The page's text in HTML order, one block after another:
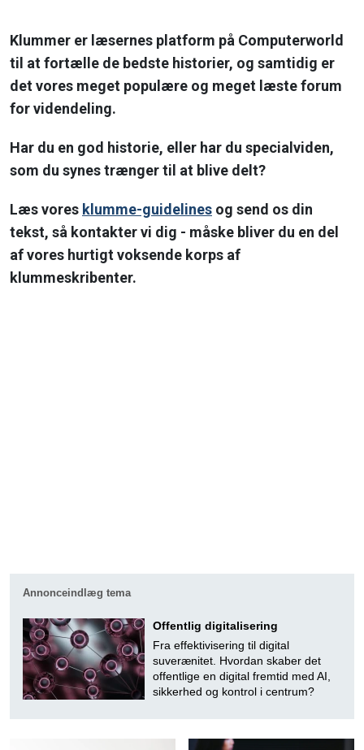
Klummer er læsernes platform på Computerworld
til at fortælle de bedste historier, og samtidig er
det vores meget populære og meget læste forum
for videndeling.
Har du en god historie, eller har du specialviden,
som du synes trænger til at blive delt?
Læs vores klumme-guidelines og send os din
tekst, så kontakter vi dig - måske bliver du en del
af vores hurtigt voksende korps af
klummeskribenter.
Annonceindlæg tema
Offentlig digitalisering
Fra effektivisering til digital
suverænitet. Hvordan skaber det
offentlige en digital fremtid med AI,
sikkerhed og kontrol i centrum?